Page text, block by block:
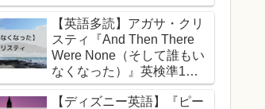
【英語多読】アガサ・クリ
スティ『And Then There
Were None（そして誰もい
なくなった）』英検準1
級・TOEIC700
【ディズニー英語】『ピー